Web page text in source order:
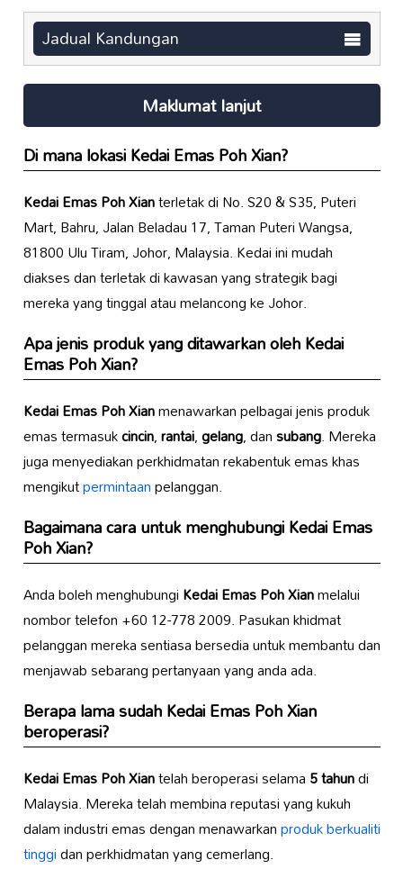
Jadual Kandungan
Maklumat lanjut
Di mana lokasiKedai Emas Poh Xian?
Kedai Emas Poh Xianterletak di No. S20 & S35, Puteri
Mart, Bahru, Jalan Beladau 17, Taman Puteri Wangsa,
81800 Ulu Tiram, Johor, Malaysia. Kedai ini mudah
diakses dan terletak di kawasan yang strategik bagi
mereka yang tinggal atau melancong ke Johor.
Apa jenis produk yang ditawarkan olehKedai
Emas Poh Xian?
Kedai Emas Poh Xianmenawarkan pelbagai jenis produk
emas termasukcincin,rantai,gelang, dansubang. Mereka
juga menyediakan perkhidmatan rekabentuk emas khas
mengikutpermintaanpelanggan.
Bagaimana cara untuk menghubungiKedai Emas
Poh Xian?
Anda boleh menghubungiKedai Emas Poh Xianmelalui
nombor telefon +60 12-778 2009. Pasukan khidmat
pelanggan mereka sentiasa bersedia untuk membantu dan
menjawab sebarang pertanyaan yang anda ada.
Berapa lama sudahKedai Emas Poh Xian
beroperasi?
Kedai Emas Poh Xiantelah beroperasi selama5 tahundi
Malaysia. Mereka telah membina reputasi yang kukuh
dalam industri emas dengan menawarkanproduk berkualiti
tinggidan perkhidmatan yang cemerlang.